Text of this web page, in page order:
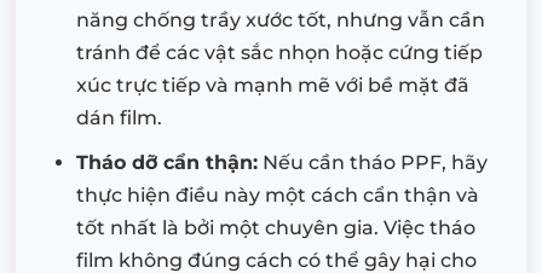
năng chống trầy xước tốt, nhưng vẫn cần
tránh để các vật sắc nhọn hoặc cứng tiếp
xúc trực tiếp và mạnh mẽ với bề mặt đã
dán film.
Tháo dỡ cẩn thận: Nếu cần tháo PPF, hãy
thực hiện điều này một cách cẩn thận và
tốt nhất là bởi một chuyên gia. Việc tháo
film không đúng cách có thể gây hại cho